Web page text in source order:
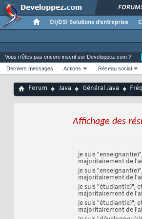
DI/DSI Solutions d'entreprise
Vous n'êtes pas encore inscrit sur Developpez.com ?
Derniers messages
Actions Réseau social
Forum Java Général Java
Affichage des
je suis
majoritairement de
je suis
majoritairement de
je suis "étudiant(e)",
majoritairement de
je suis "étudiant(e)",
majoritairement de